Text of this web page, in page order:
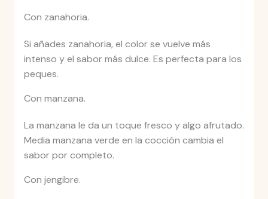
Con zanahoria.
Si añades zanahoria, el color se vuelve más
intenso y el sabor más dulce. Es perfecta para los
peques.
Con manzana.
La manzana le da un toque fresco y algo afrutado.
Media manzana verde en la cocción cambia el
sabor por completo.
Con jengibre.